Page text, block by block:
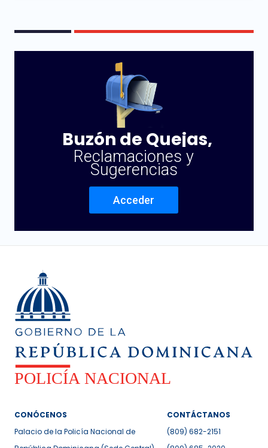
Buzón de Quejas,
Reclamaciones y
Sugerencias
Acceder
CONÓCENOS
Palacio de la Policía Nacional de
CONTÁCTANOS
(809) 682-2151